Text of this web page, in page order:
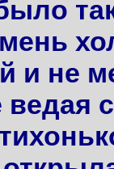
и не